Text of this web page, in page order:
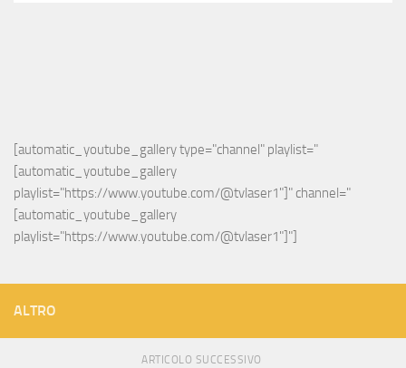
[automatic_youtube_gallery type="channel" playlist="
[automatic_youtube_gallery
playlist="https://www.youtube.com/@tvlaser1"]" channel="
[automatic_youtube_gallery
playlist="https://www.youtube.com/@tvlaser1"]"]
ALTRO
ARTICOLO SUCCESSIVO